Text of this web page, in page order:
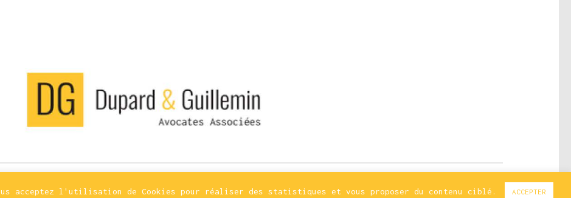
© Bloody Mary
acceptez l'utilisation de Cookies pour réaliser des statistiques et vous proposer du contenu ciblé. ACCEPTER